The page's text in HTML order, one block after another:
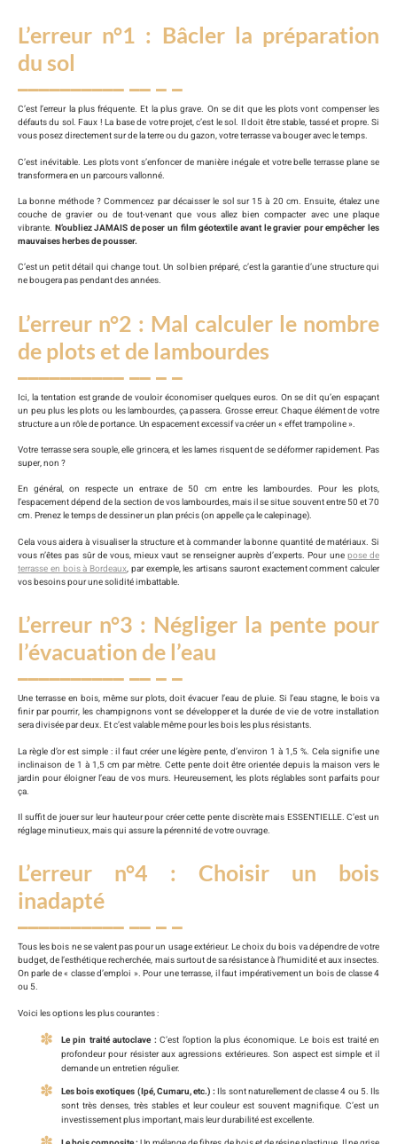
L’erreur n°1 : Bâcler la préparation
du sol
C’est l’erreur la plus fréquente. Et la plus grave. On se dit que les plots vont compenser les
défauts du sol. Faux ! La base de votre projet, c’est le sol. Il doit être stable, tassé et propre. Si
vous posez directement sur de la terre ou du gazon, votre terrasse va bouger avec le temps.
C’est inévitable. Les plots vont s’enfoncer de manière inégale et votre belle terrasse plane se
transformera en un parcours vallonné.
La bonne méthode ? Commencez par décaisser le sol sur 15 à 20 cm. Ensuite, étalez une
couche de gravier ou de tout-venant que vous allez bien compacter avec une plaque
vibrante. N’oubliez JAMAIS de poser un film géotextile avant le gravier pour empêcher les
mauvaises herbes de pousser.
C’est un petit détail qui change tout. Un sol bien préparé, c’est la garantie d’une structure qui
ne bougera pas pendant des années.
L’erreur n°2 : Mal calculer le nombre
de plots et de lambourdes
Ici, la tentation est grande de vouloir économiser quelques euros. On se dit qu’en espaçant
un peu plus les plots ou les lambourdes, ça passera. Grosse erreur. Chaque élément de votre
structure a un rôle de portance. Un espacement excessif va créer un « effet trampoline ».
Votre terrasse sera souple, elle grincera, et les lames risquent de se déformer rapidement. Pas
super, non ?
En général, on respecte un entraxe de 50 cm entre les lambourdes. Pour les plots,
l’espacement dépend de la section de vos lambourdes, mais il se situe souvent entre 50 et 70
cm. Prenez le temps de dessiner un plan précis (on appelle ça le calepinage).
Cela vous aidera à visualiser la structure et à commander la bonne quantité de matériaux. Si
vous n’êtes pas sûr de vous, mieux vaut se renseigner auprès d’experts. Pour une pose de
terrasse en bois à Bordeaux, par exemple, les artisans sauront exactement comment calculer
vos besoins pour une solidité imbattable.
L’erreur n°3 : Négliger la pente pour
l’évacuation de l’eau
Une terrasse en bois, même sur plots, doit évacuer l’eau de pluie. Si l’eau stagne, le bois va
finir par pourrir, les champignons vont se développer et la durée de vie de votre installation
sera divisée par deux. Et c’est valable même pour les bois les plus résistants.
La règle d’or est simple : il faut créer une légère pente, d’environ 1 à 1,5 %. Cela signifie une
inclinaison de 1 à 1,5 cm par mètre. Cette pente doit être orientée depuis la maison vers le
jardin pour éloigner l’eau de vos murs. Heureusement, les plots réglables sont parfaits pour
ça.
Il suffit de jouer sur leur hauteur pour créer cette pente discrète mais ESSENTIELLE. C’est un
réglage minutieux, mais qui assure la pérennité de votre ouvrage.
L’erreur n°4 : Choisir un bois
inadapté
Tous les bois ne se valent pas pour un usage extérieur. Le choix du bois va dépendre de votre
budget, de l’esthétique recherchée, mais surtout de sa résistance à l’humidité et aux insectes.
On parle de « classe d’emploi ». Pour une terrasse, il faut impérativement un bois de classe 4
ou 5.
Voici les options les plus courantes :
Le pin traité autoclave : C’est l’option la plus économique. Le bois est traité en
profondeur pour résister aux agressions extérieures. Son aspect est simple et il
demande un entretien régulier.
Les bois exotiques (Ipé, Cumaru, etc.) : Ils sont naturellement de classe 4 ou 5. Ils
sont très denses, très stables et leur couleur est souvent magnifique. C’est un
investissement plus important, mais leur durabilité est excellente.